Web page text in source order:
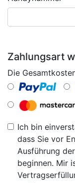
Zahlungsart
Die
Ich bin
dass Sie vor
Ausführung
beginnen. Mir